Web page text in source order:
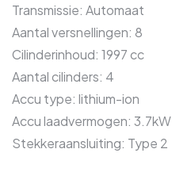
Transmissie: Automaat
Aantal versnellingen: 8
Cilinderinhoud: 1997 cc
Aantal cilinders: 4
Accu type: lithium-ion
Accu laadvermogen: 3.7kW
Stekkeraansluiting: Type 2